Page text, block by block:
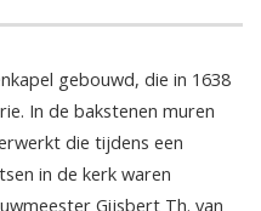
gebouwd, die in 1638
In de bakstenen muren
die tijdens een
in de kerk waren
Gijsbert Th. van